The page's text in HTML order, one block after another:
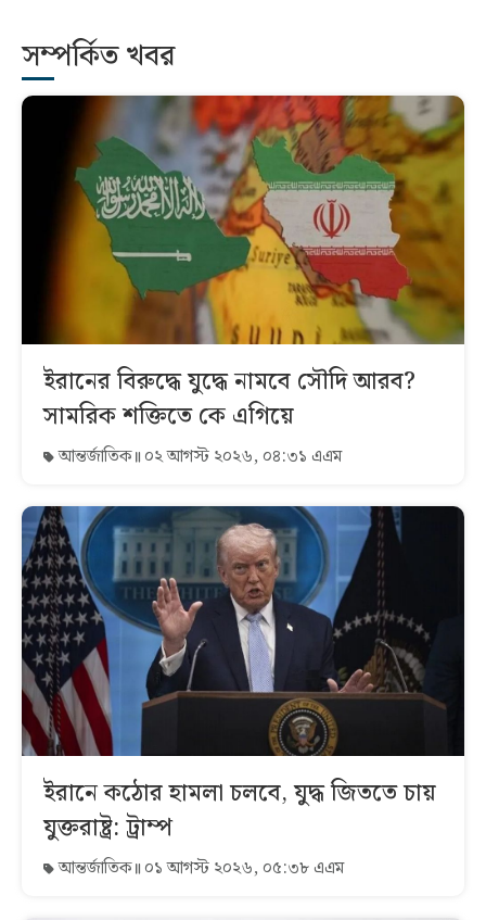
সম্পর্কিত খবর
ইরানের বিরুদ্ধে যুদ্ধে নামবে সৌদি আরব?
সামরিক শক্তিতে কে এগিয়ে
আন্তর্জাতিক ০২ আগস্ট ২০২৬, ০৪:৩১ এএম
ইরানে কঠোর হামলা চলবে, যুদ্ধ জিততে চায়
যুক্তরাষ্ট্র: ট্রাম্প
আন্তর্জাতিক ০১ আগস্ট ২০২৬, ০৫:৩৮ এএম